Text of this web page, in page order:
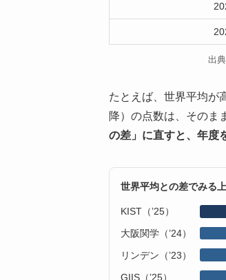
出
たとえば、世界平均が
降）の点数は、そのま
の差」に直すと、年度
世界平均との差でみる
KIST（’25）
大阪関学（’24）
リンデン（’23）
GIIS（’25）